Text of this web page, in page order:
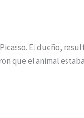
El dueño,
que el animal